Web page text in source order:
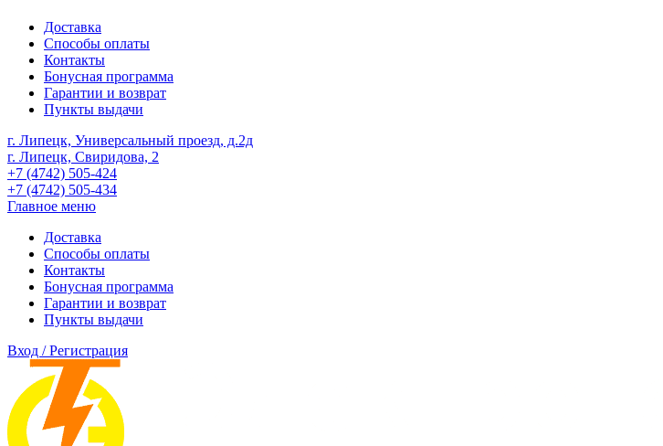
Доставка
Способы оплаты
Контакты
Бонусная программа
Гарантии и возврат
Пункты выдачи
г. Липецк, Универсальный проезд, д.2д
г. Липецк, Свиридова, 2
+7 (4742) 505-424
+7 (4742) 505-434
Главное меню
Доставка
Способы оплаты
Контакты
Бонусная программа
Гарантии и возврат
Пункты выдачи
Вход / Регистрация